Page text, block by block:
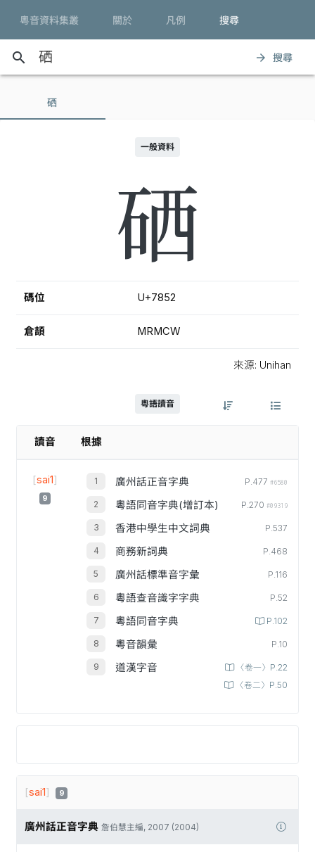
粵音資料集叢 關於 凡例 搜尋
search arrow_forward 搜尋
硒
一般資料
硒
碼位 U+7852
倉頡 MRMCW
來源: Unihan
粵語讀音
讀音 根據
[sai1]
9
廣州話正音字典 P.477 #6580
粵語同音字典(增訂本) P.270 #09319
香港中學生中文詞典 P.537
商務新詞典 P.468
廣州話標準音字彙 P.116
粵語查音識字字典 P.52
粵語同音字典 P.102
粵音韻彙 P.10
道漢字音
〈卷一〉P.22
〈卷二〉P.50
[sai1] 9
廣州話正音字典 詹伯慧主編, 2007 (2004)